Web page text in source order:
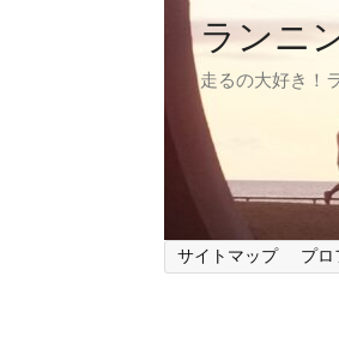
ランニ
走るの大好き！
サイトマップ プロ